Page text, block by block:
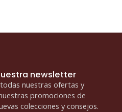
newsletter
nuestras ofertas y
promociones de
colecciones y consejos.